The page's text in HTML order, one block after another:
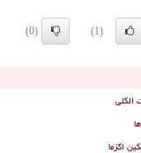
(1)
(0)
الکلی
اگزما